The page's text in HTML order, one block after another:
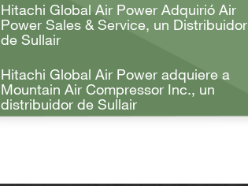
Hitachi Global Air Power Adquirió Air
Power Sales & Service, un Distribuidor
de Sullair
Hitachi Global Air Power adquiere a
Mountain Air Compressor Inc., un
distribuidor de Sullair